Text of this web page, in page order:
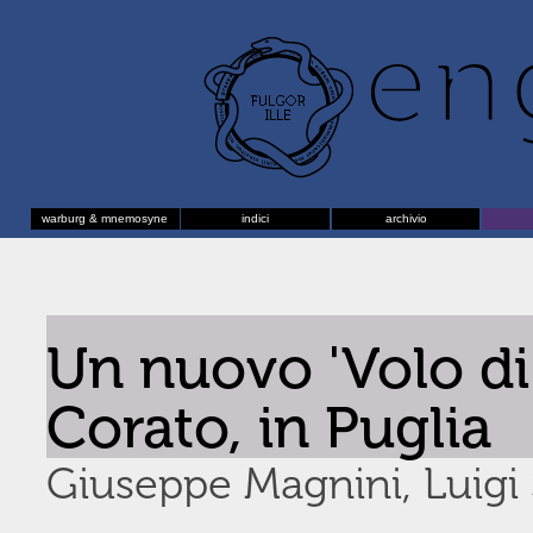
warburg & mnemosyne indici archivio
Un nuovo 'Volo
Corato, in Puglia
Giuseppe Magnini, Luigi